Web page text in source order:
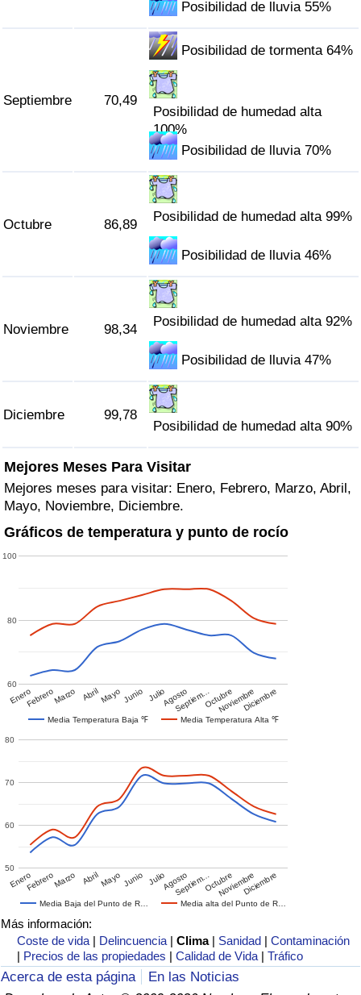
Posibilidad de lluvia 55%
Septiembre 70,49
Posibilidad de tormenta 64%
Posibilidad de humedad alta
100%
Posibilidad de lluvia 70%
Octubre 86,89
Posibilidad de humedad alta 99%
Posibilidad de lluvia 46%
Noviembre 98,34
Posibilidad de humedad alta 92%
Posibilidad de lluvia 47%
Diciembre 99,78
Posibilidad de humedad alta 90%
Mejores Meses Para Visitar
Mejores meses para visitar: Enero, Febrero, Marzo, Abril,
Mayo, Noviembre, Diciembre.
Gráficos de temperatura y punto de rocío
Media Temperatura Baja ℉ Media Temperatura Alta ℉
EneroFebreroMarzo AbrilMayo Junio JulioAgosto
Septiem…OctubreNoviembreDiciembre
60
80
100
Media Baja del Punto de R… Media alta del Punto de R…
EneroFebreroMarzo AbrilMayo Junio JulioAgosto
Septiem…OctubreNoviembreDiciembre
50
60
70
80
Más información:
Coste de vida | Delincuencia |Clima | Sanidad |Contaminación
| Precios de las propiedades |Calidad de Vida |Tráfico
Acerca de esta página
En las Noticias